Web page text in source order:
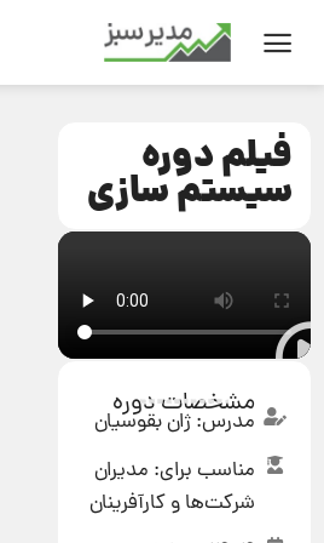
فیلم دوره
سیستم سازی
مشخصات دوره
مدرس: ژان بقوسیان
مناسب برای: مدیران
شرکت‌ها و کارآفرینان